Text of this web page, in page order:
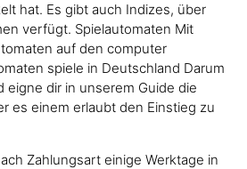
hat. Es gibt auch Indizes, über
verfügt. Spielautomaten Mit
auf den computer
spiele in Deutschland Darum
eigne dir in unserem Guide die
es einem erlaubt den Einstieg zu
Zahlungsart einige Werktage in